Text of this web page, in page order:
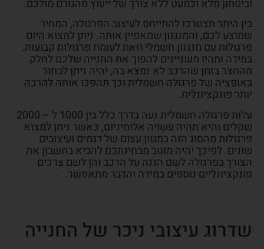
וביטחון מלא וכמעט ללא צורך של ייעוץ מהגורם מולכם.
בין היתר תצטרכו להתייחס לעיצוב הפרגולה, המחיר
שמוצע לכם, והמנגנון שמאפיין אותה. ניתן למצוא היום
פרגולות עם מנגנון חשמלי וזאת לעומת פרגולות קבועות.
במידה ותהיו מעוניינים להפוך את החנייה שלכם לחלק
מהחצר בזמן שהרכב לא נמצא בה, יהיה ניתן לבחור
באופציה של פרגולה חשמלית וכך תהפכו אותה להרבה
יותר פונקציונלית.
עלות פרגולה חשמלית נעה בדרך כלל בין 1000 ל – 2000
שקלים והיא תהיה עשויה אלומיניום, כאשר ניתן למצוא
פרגולות מהסוג הזה במגוון עצום של דגמים ועיצובים
שונים. לפיכך יהיה מוטב מבחינתכם להביא בחשבון את
הצורך בפרגולה לשם הגנה על הרכב והן לשם צרכים
פונקציונליים נוספים במידה והדבר מתאפשר.
שדרוג עיצובי ניכר של החנייה